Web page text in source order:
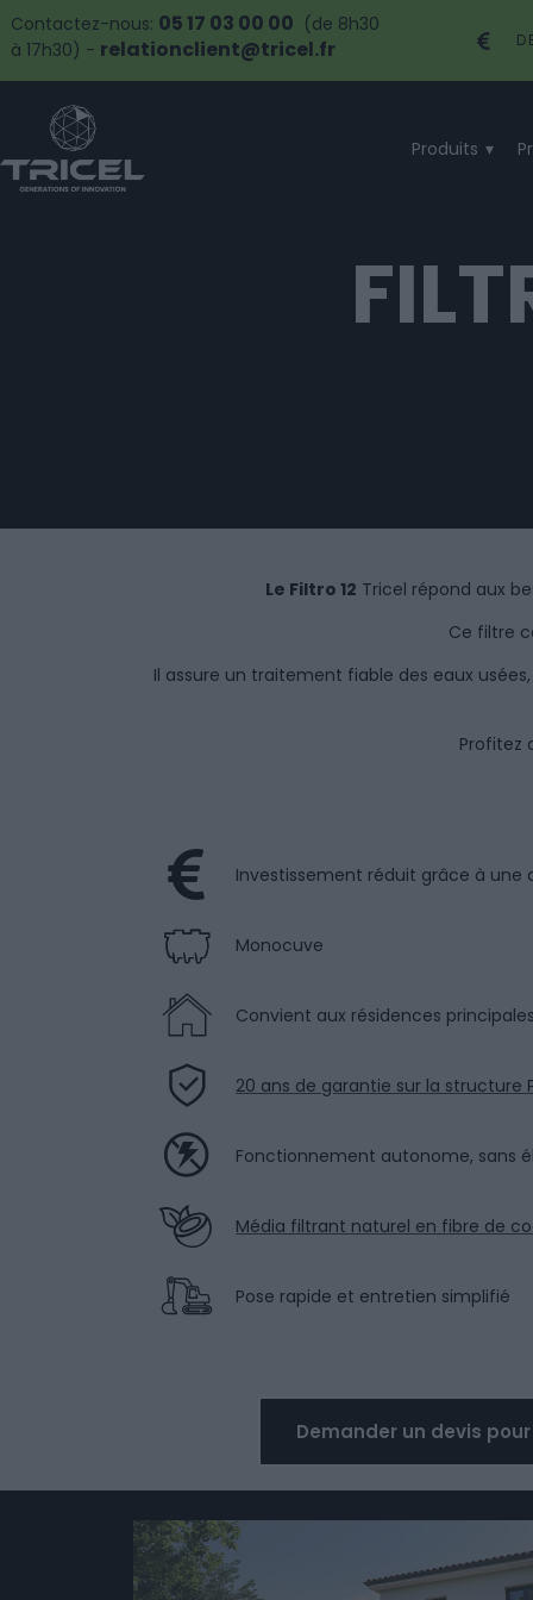
Contactez-nous: 05 17 03 00 00 (de 8h30
à 17h30) - relationclient@tricel.fr
Produits
Le Filtro 12 Tricel répond aux
Ce filtre
Il assure un traitement fiable des eaux
Profitez
Investissement réduit grâce à
Monocuve
Convient aux résidences
20 ans de garantie sur la structure
Fonctionnement autonome, sans
Média filtrant naturel en fibre de
Pose rapide et entretien simplifié
Demander un devis pour